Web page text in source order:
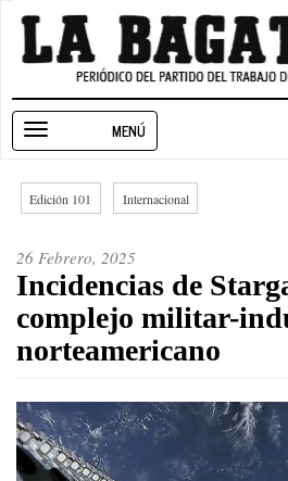
Pasar
contenido
navigation
Edición 101 Internacional
26 Febrero, 2025
Incidencias de
complejo militar-
norteamericano